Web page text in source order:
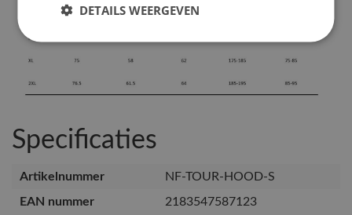
Specificaties
Artikelnummer
NF-TOUR-HOOD-S
EAN nummer
2183547587123
DETAILS WEERGEVEN